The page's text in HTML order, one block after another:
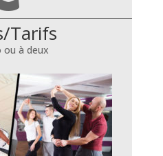
Tarifs
ou à deux